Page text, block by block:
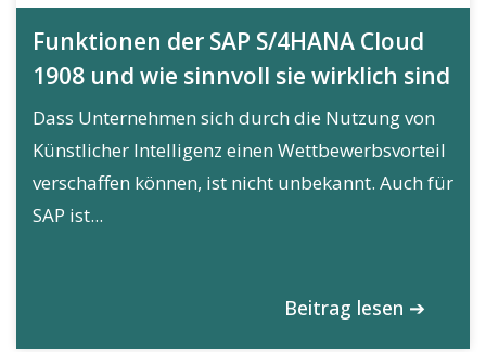
Funktionen der SAP S/4HANA Cloud
1908 und wie sinnvoll sie wirklich sind
Dass Unternehmen sich durch die Nutzung von
Künstlicher Intelligenz einen Wettbewerbsvorteil
verschaffen können, ist nicht unbekannt. Auch für
SAP ist...
Beitrag lesen ➔